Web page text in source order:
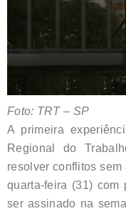
Foto: TRT – SP
A primeira
Regional do
resolver conflitos
quarta-feira (31) com
ser assinado na